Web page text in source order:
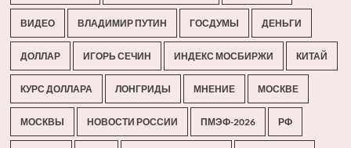
ВИДЕО ВЛАДИМИР ПУТИН ГОСДУМЫ ДЕНЬГИ
ДОЛЛАР ИГОРЬ СЕЧИН ИНДЕКС МОСБИРЖИ КИТАЙ
КУРС ДОЛЛАРА ЛОНГРИДЫ МНЕНИЕ МОСКВЕ
МОСКВЫ НОВОСТИ РОССИИ ПМЭФ-2026 РФ